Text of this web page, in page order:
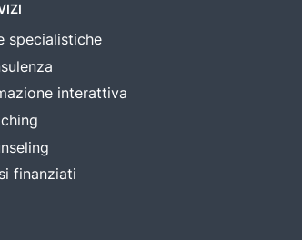
specialistiche
interattiva
finanziati